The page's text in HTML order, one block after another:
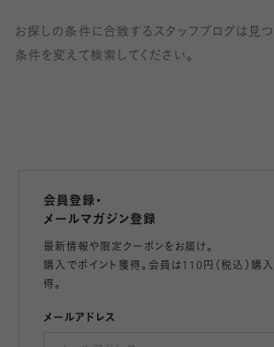
お探しの条件に合致するスタッフブログは見つ
条件を変えて検索してください。
会員登録・
メールマガジン登録
最新情報や限定クーポンをお届け。
購入でポイント獲得。会員は110円（税込）購
得。
メールアドレス